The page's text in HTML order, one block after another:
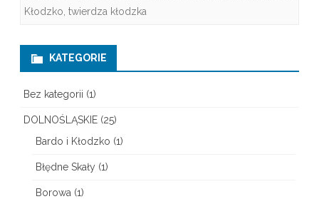
Kłodzko twierdza kłodzka
KATEGORIE
Bez kategorii (1)
DOLNOŚLĄSKIE (25)
Bardo i Kłodzko (1)
Błędne Skały (1)
Borowa (1)